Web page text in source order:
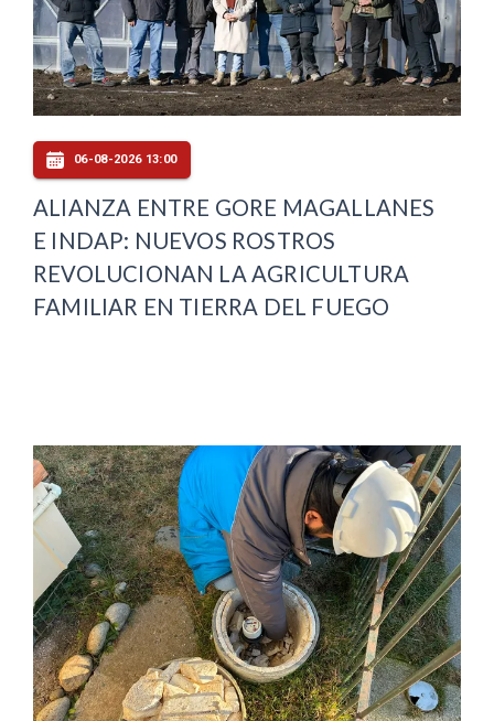
06-08-2026 13:00
ALIANZA ENTRE GORE MAGALLANES
E INDAP: NUEVOS ROSTROS
REVOLUCIONAN LA AGRICULTURA
FAMILIAR EN TIERRA DEL FUEGO